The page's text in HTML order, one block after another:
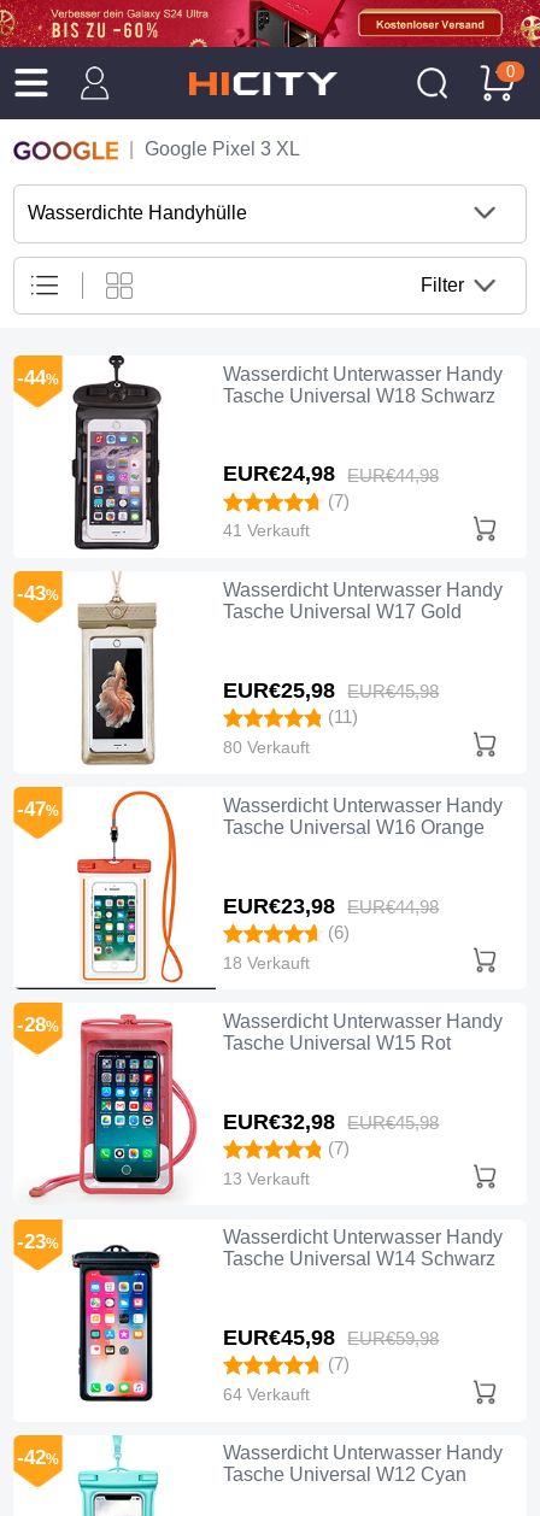
0
Google Pixel 3 XL
Wasserdichte Handyhülle
Filter
Wasserdicht Unterwasser Handy
Tasche Universal W18 Schwarz
EUR€24,98 EUR€44,98
-44%
(7)
41 Verkauft
Wasserdicht Unterwasser Handy
Tasche Universal W17 Gold
EUR€25,98 EUR€45,98
-43%
(11)
80 Verkauft
Wasserdicht Unterwasser Handy
Tasche Universal W16 Orange
EUR€23,98 EUR€44,98
-47%
(6)
18 Verkauft
Wasserdicht Unterwasser Handy
Tasche Universal W15 Rot
EUR€32,98 EUR€45,98
-28%
(7)
13 Verkauft
Wasserdicht Unterwasser Handy
Tasche Universal W14 Schwarz
EUR€45,98 EUR€59,98
-23%
(7)
64 Verkauft
Wasserdicht Unterwasser Handy
Tasche Universal W12 Cyan
-42%